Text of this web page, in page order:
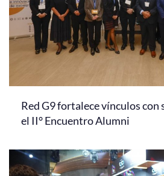
Red G9 fortalece vínculos con
el II° Encuentro Alumni